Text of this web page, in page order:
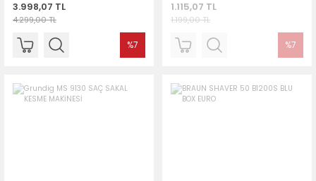
3.998,07 TL
4.299,00 TL
%7
1.115,07 TL
1.199,00 TL
%7